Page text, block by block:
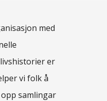
med
er
vi folk å
samlingar